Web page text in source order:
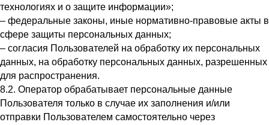
технологиях и о защите информации»;
– федеральные законы, иные нормативно-правовые акты в
сфере защиты персональных данных;
– согласия Пользователей на обработку их персональных
данных, на обработку персональных данных, разрешенных
для распространения.
8.2. Оператор обрабатывает персональные данные
Пользователя только в случае их заполнения и/или
отправки Пользователем самостоятельно через